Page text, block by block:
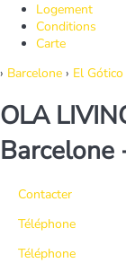
Logement
Conditions
Carte
› Barcelone › El Gótico
OLA
Barcelone
Contacter
Téléphone
Téléphone